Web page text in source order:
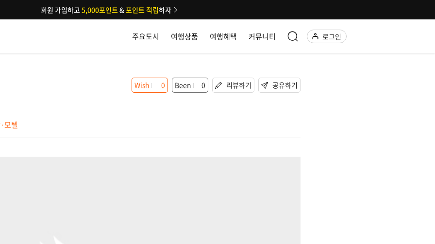
주요도시 여행상품 여행혜택 커뮤니티 로그인
회원 가입하고5,000포인트&포인트 적립하자
모텔
Wish 0 Been 0 리뷰하기 공유하기